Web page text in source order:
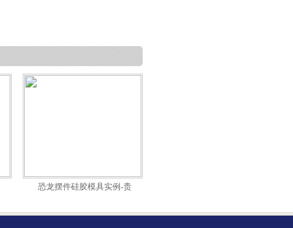
恐龙摆件硅胶模具实例-贵